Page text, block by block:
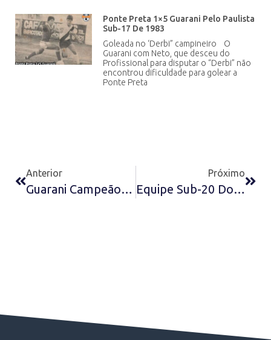
Ponte Preta 1×5 Guarani Pelo Paulista
Sub-17 De 1983
Goleada no ‘Derbi” campineiro O
Guarani com Neto, que desceu do
Profissional para disputar o “Derbi” não
encontrou dificuldade para golear a
Ponte Preta
Anterior
Guarani Campeão Paulista Sub-15 De 1982
Próximo
Equipe Sub-20 Do Noroeste De 1994